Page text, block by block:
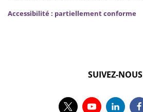
Accessibilité : partiellement conforme
SUIVEZ-NOUS